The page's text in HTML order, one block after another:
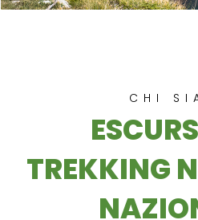
CHI
TREKKING